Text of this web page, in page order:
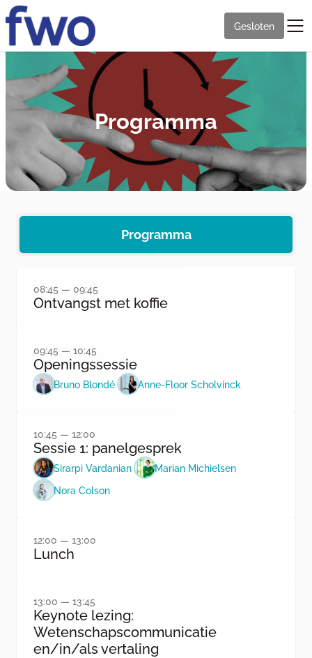
Gesloten
Programma
Programma
08:45 — 09:45
Ontvangst met koffie
09:45 — 10:45
Openingssessie
Bruno Blondé Anne-Floor Scholvinck
10:45 — 12:00
Sessie 1: panelgesprek
Sirarpi Vardanian
Marian Michielsen
Nora Colson
12:00 — 13:00
Lunch
13:00 — 13:45
Keynote lezing:
Wetenschapscommunicatie
en/in/als vertaling